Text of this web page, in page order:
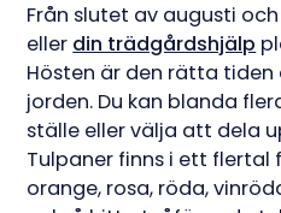
Från slutet av augusti
eller din trädgårdshjälp
Hösten är den rätta
jorden. Du kan blanda
ställe eller välja att dela
Tulpaner finns i ett flertal
orange, rosa, röda,